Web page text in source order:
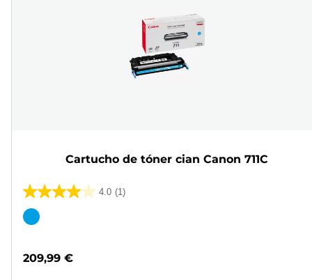
Cartucho de tóner cian Canon 711C
4.0 (1)
4.0
de
1
Cartucho
209,99 €